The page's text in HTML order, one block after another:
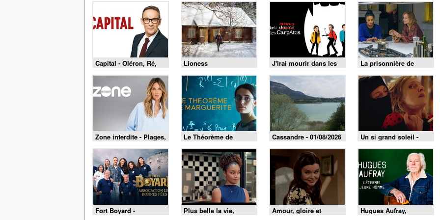
Capital - Oléron, Ré,
Belle-Île : le match des
îles est lancé !
Lioness J'irai mourir dans les
Carpates
La prisonnière de
Bordeaux
Zone interdite - Plages,
fêtes et traditions : un
été au cœur du Pays
basque
Le Théorème de
Marguerite
Cassandre - 01/08/2026 Un si grand soleil -
06/08/2026
Fort Boyard -
01/08/2026
Plus belle la vie,
encore plus belle du
Amour, gloire et
beauté du 4 août 2026
Hugues Aufray,
l'éternel jeune homme